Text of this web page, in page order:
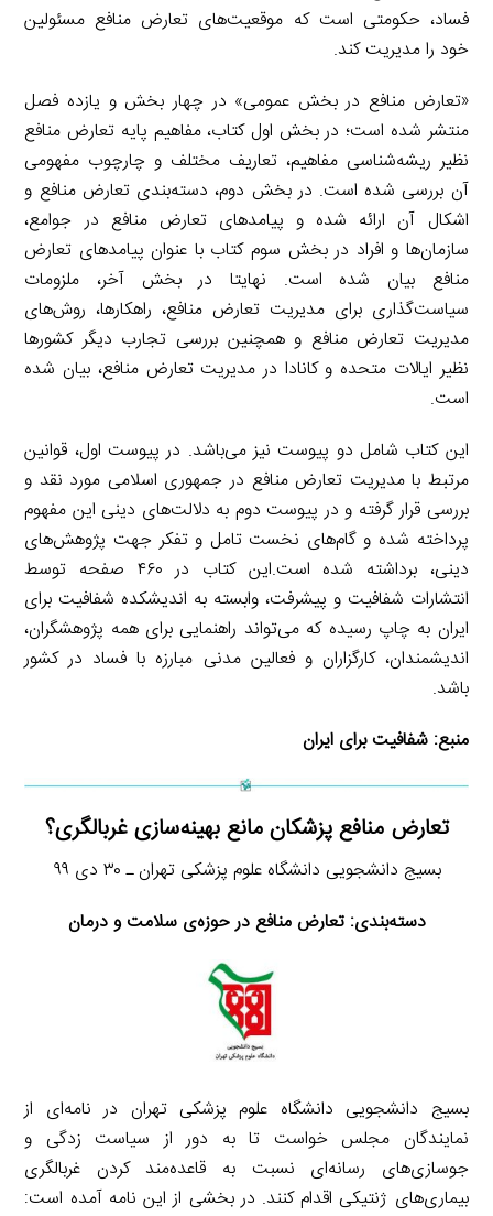
فساد، حکومتی است که موقعیت‌های تعارض منافع مسئولین
خود را مدیریت کند.
«تعارض منافع در بخش عمومی» در چهار بخش و یازده فصل
منتشر شده است؛ در بخش اول کتاب، مفاهیم پایه تعارض منافع
نظیر ریشه‌شناسی مفاهیم، تعاریف مختلف و چارچوب مفهومی
آن بررسی شده است. در بخش دوم، دسته‌بندی تعارض منافع و
اشکال آن ارائه شده و پیامدهای تعارض منافع در جوامع،
سازمان‌ها و افراد در بخش سوم کتاب با عنوان پیامدهای تعارض
منافع بیان شده است. نهایتا در بخش آخر، ملزومات
سیاست‌گذاری برای مدیریت تعارض منافع، راهکارها، روش‌های
مدیریت تعارض منافع و همچنین بررسی تجارب دیگر کشورها
نظیر ایالات متحده و کانادا در مدیریت تعارض منافع، بیان شده
است.
این کتاب شامل دو پیوست نیز می‌باشد. در پیوست اول، قوانین
مرتبط با مدیریت تعارض منافع در جمهوری اسلامی مورد نقد و
بررسی قرار گرفته و در پیوست دوم به دلالت‌های دینی این مفهوم
پرداخته شده و گام‌های نخست تامل و تفکر جهت پژوهش‌های
دینی، برداشته شده است.این کتاب در ۴۶۰ صفحه توسط
انتشارات شفافیت و پیشرفت، وابسته به اندیشکده شفافیت برای
ایران به چاپ رسیده که می‌تواند راهنمایی برای همه پژوهشگران،
اندیشمندان، کارگزاران و فعالین مدنی مبارزه با فساد در کشور
باشد.
منبع: شفافیت برای ایران
تعارض منافع پزشکان مانع بهینه‌سازی غربالگری؟
بسیج دانشجویی دانشگاه علوم پزشکی تهران ـ ۳۰ دی ۹۹
دسته‌بندی: تعارض منافع در حوزه‌ی سلامت و درمان
بسیج دانشجویی دانشگاه علوم پزشکی تهران در نامه‌ای از
نمایندگان مجلس خواست تا به دور از سیاست زدگی و
جوسازی‌های رسانه‌ای نسبت به قاعده‌مند کردن غربالگری
بیماری‌های ژنتیکی اقدام کنند. در بخشی از این نامه آمده است: